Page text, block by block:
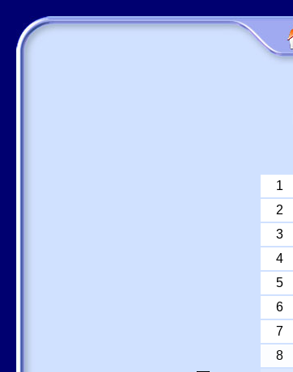
1
2
3
4
5
6
7
8